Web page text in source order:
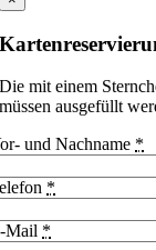
Die mit einem
müssen ausgefüllt
und Nachname *
*
Mail *